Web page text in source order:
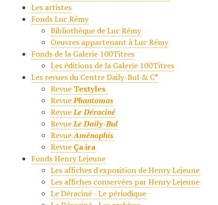
Les artistes
Fonds Luc Rémy
Bibliothèque de Luc Rémy
Oeuvres appartenant à Luc Rémy
Fonds de la Galerie 100Titres
Les éditions de la Galerie 100Titres
Les revues du Centre Daily-Bul & C°
Revue Textyles
RevuePhantomas
RevueLe Déraciné
RevueLe Daily-Bul
RevueAménophis
Revue Ça ira
Fonds Henry Lejeune
Les affiches d'exposition de Henry Lejeune
Les affiches conservées par Henry Lejeune
Le Déraciné - Le périodique